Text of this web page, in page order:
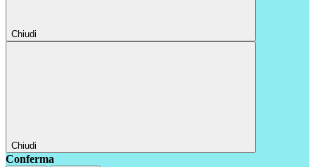
Chiudi
Chiudi
Conferma